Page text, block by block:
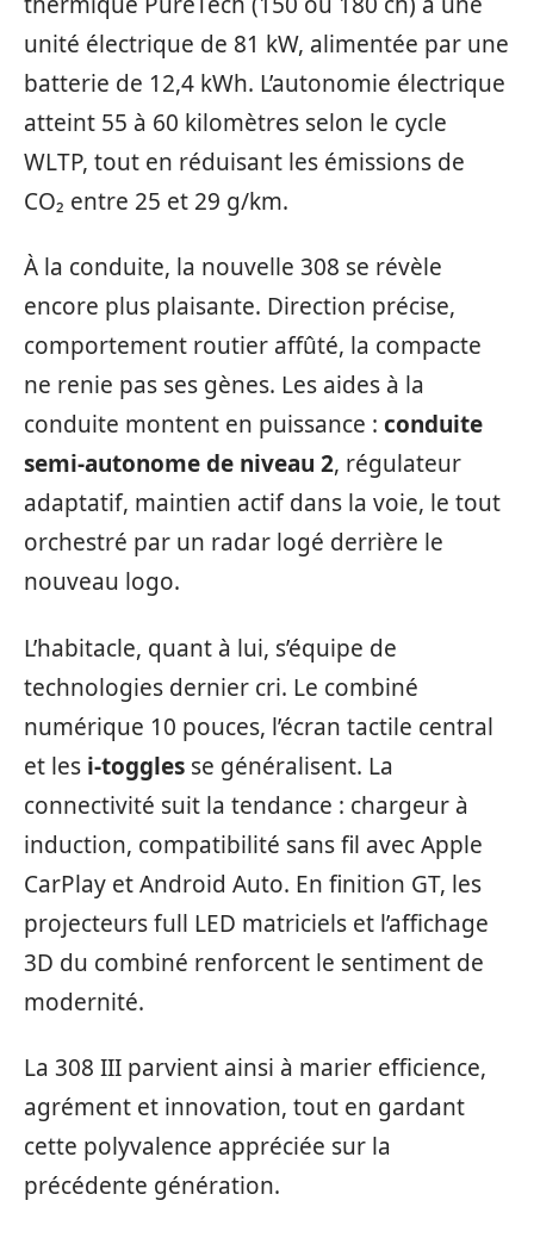
unité électrique de 81 kW, alimentée par une
batterie de 12,4 kWh. L’autonomie électrique
atteint 55 à 60 kilomètres selon le cycle
WLTP, tout en réduisant les émissions de
CO₂ entre 25 et 29 g/km.
À la conduite, la nouvelle 308 se révèle
encore plus plaisante. Direction précise,
comportement routier affûté, la compacte
ne renie pas ses gènes. Les aides à la
conduite montent en puissance : conduite
semi-autonome de niveau 2, régulateur
adaptatif, maintien actif dans la voie, le tout
orchestré par un radar logé derrière le
nouveau logo.
L’habitacle, quant à lui, s’équipe de
technologies dernier cri. Le combiné
numérique 10 pouces, l’écran tactile central
et les i-toggles se généralisent. La
connectivité suit la tendance : chargeur à
induction, compatibilité sans fil avec Apple
CarPlay et Android Auto. En finition GT, les
projecteurs full LED matriciels et l’affichage
3D du combiné renforcent le sentiment de
modernité.
La 308 III parvient ainsi à marier efficience,
agrément et innovation, tout en gardant
cette polyvalence appréciée sur la
précédente génération.